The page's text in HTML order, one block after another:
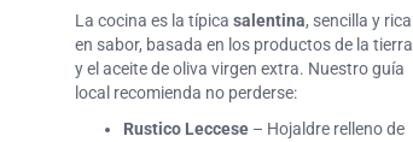
La cocina es la típica salentina, sencilla y rica
en sabor, basada en los productos de la tierra
y el aceite de oliva virgen extra. Nuestro guía
local recomienda no perderse:
Rustico Leccese – Hojaldre relleno de